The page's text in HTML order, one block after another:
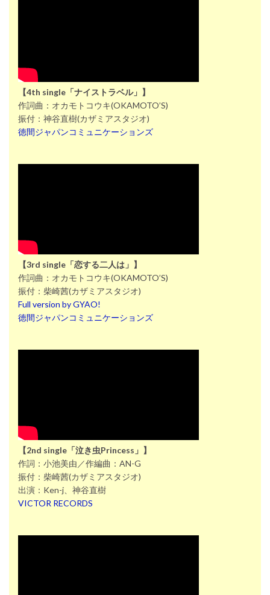
【4th single「ナイストラベル」】
作詞曲：オカモトコウキ(OKAMOTO’S)
振付：神谷直樹(カザミアスタジオ)
徳間ジャパンコミュニケーションズ
【3rd single「恋する二人は」】
作詞曲：オカモトコウキ(OKAMOTO’S)
振付：柴崎茜(カザミアスタジオ)
Full version by GYAO!
徳間ジャパンコミュニケーションズ
【2nd single「泣き虫Princess」】
作詞：小池美由／作編曲：AN-G
振付：柴崎茜(カザミアスタジオ)
出演：Ken-j、神谷直樹
VICTOR RECORDS